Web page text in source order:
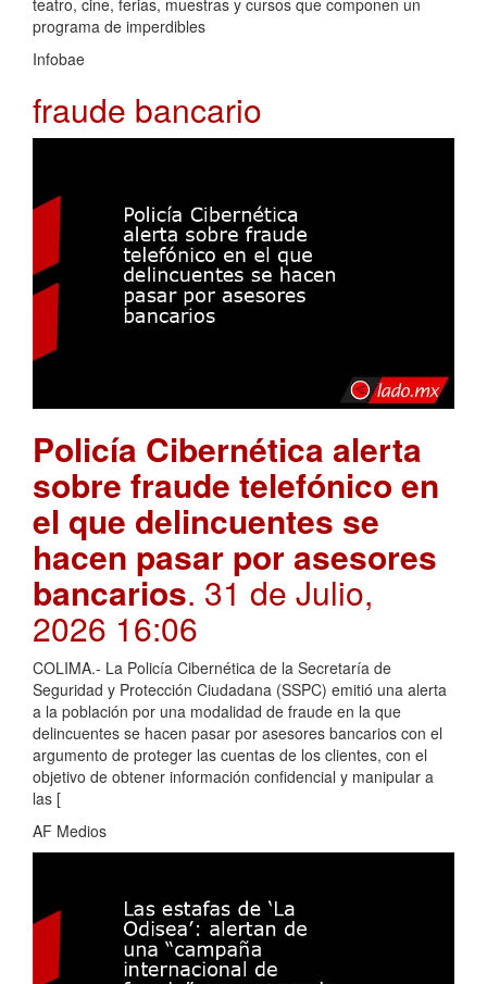
programa de imperdibles
Infobae
fraude bancario
Policía Cibernética alerta
sobre fraude telefónico en
el que delincuentes se
hacen pasar por asesores
bancarios. 31 de Julio,
2026 16:06
COLIMA.- La Policía Cibernética de la Secretaría de
Seguridad y Protección Ciudadana (SSPC) emitió una alerta
a la población por una modalidad de fraude en la que
delincuentes se hacen pasar por asesores bancarios con el
argumento de proteger las cuentas de los clientes, con el
objetivo de obtener información confidencial y manipular a
las [
AF Medios